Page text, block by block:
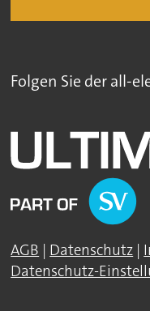
Folgen Sie der all-
AGB Datenschutz
Datenschutz-